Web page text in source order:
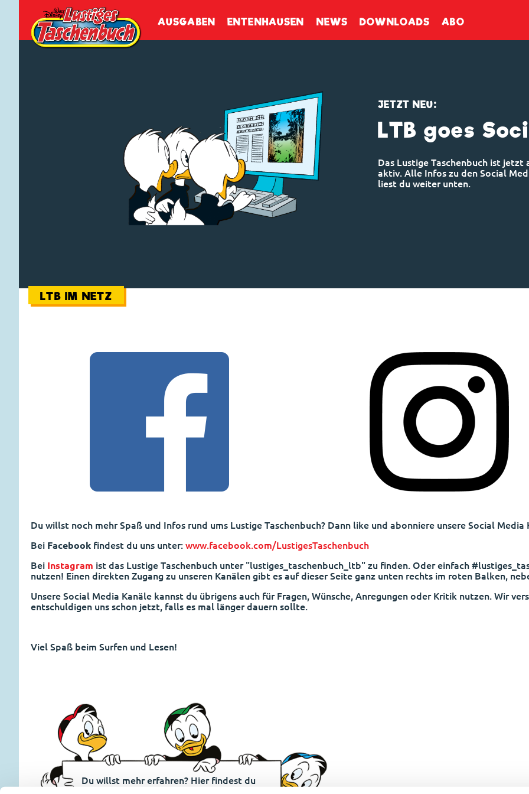
AUSGABEN ENTENHAUSEN NEWS DOWNLOADS ABO
JETZT NEU:
LTB goes
Das Lustige Taschenbuch ist
aktiv. Alle Infos zu den Social
liest du weiter unten.
LTB IM NETZ
Du willst noch mehr Spaß und Infos rund ums Lustige Taschenbuch? Dann like und abonniere unsere Social Media
Bei Facebook findest du uns unter: www.facebook.com/LustigesTaschenbuch
Bei Instagram ist das Lustige Taschenbuch unter "lustiges_taschenbuch_ltb" zu finden. Oder einfach
nutzen! Einen direkten Zugang zu unseren Kanälen gibt es auf dieser Seite ganz unten rechts im roten Balken,
Unsere Social Media Kanäle kannst du übrigens auch für Fragen, Wünsche, Anregungen oder Kritik nutzen. Wir
entschuldigen uns schon jetzt, falls es mal länger dauern sollte.
Viel Spaß beim Surfen und Lesen!
Du willst mehr erfahren? Hier findest du